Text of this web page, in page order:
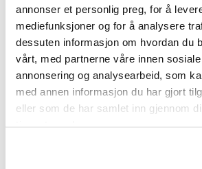
annonser et personlig preg, for å
mediefunksjoner og for å analysere
dessuten informasjon om hvordan du
vårt, med partnerne våre innen sosiale
annonsering og analysearbeid, som
med annen informasjon du har gjort
eller som de har samlet inn gjennom
om våre reisepakker.
+47 21403895